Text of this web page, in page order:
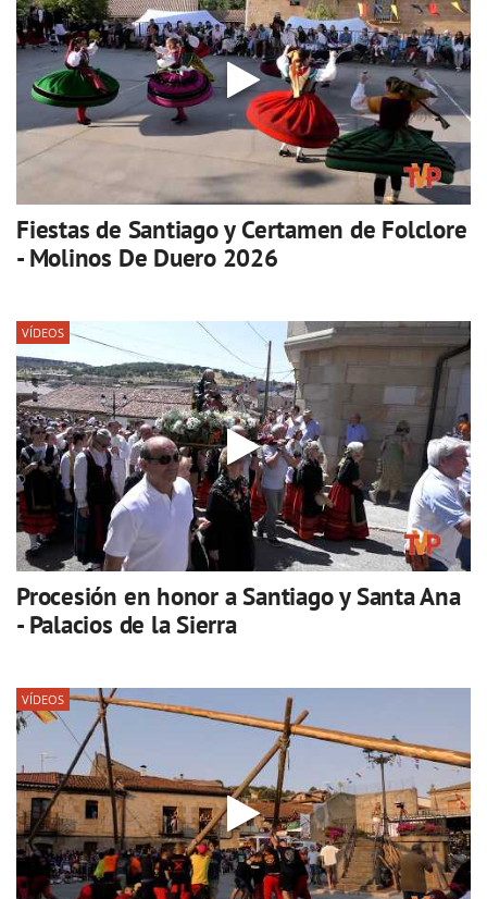
Fiestas de Santiago y Certamen de Folclore
- Molinos De Duero 2026
VÍDEOS
Procesión en honor a Santiago y Santa Ana
- Palacios de la Sierra
VÍDEOS